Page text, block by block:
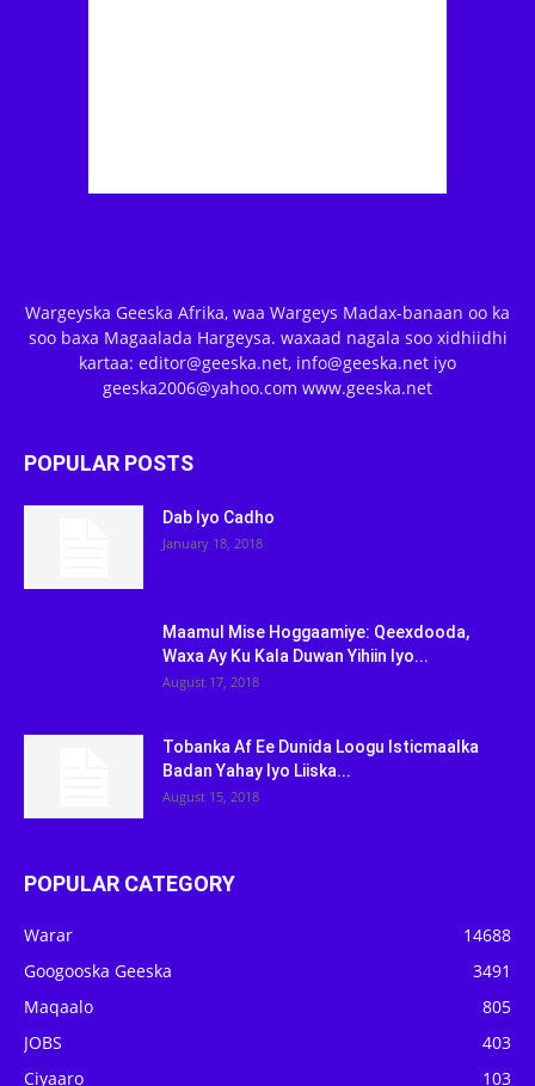
Wargeyska Geeska Afrika, waa Wargeys Madax-banaan oo ka
soo baxa Magaalada Hargeysa. waxaad nagala soo xidhiidhi
kartaa: editor@geeska.net, info@geeska.net iyo
geeska2006@yahoo.com www.geeska.net
POPULAR POSTS
Dab Iyo Cadho
January 18, 2018
Maamul Mise Hoggaamiye: Qeexdooda,
Waxa Ay Ku Kala Duwan Yihiin Iyo...
August 17, 2018
Tobanka Af Ee Dunida Loogu Isticmaalka
Badan Yahay Iyo Liiska...
August 15, 2018
POPULAR CATEGORY
Warar
14688
Googooska Geeska
3491
Maqaalo
805
JOBS
403
Ciyaaro
103